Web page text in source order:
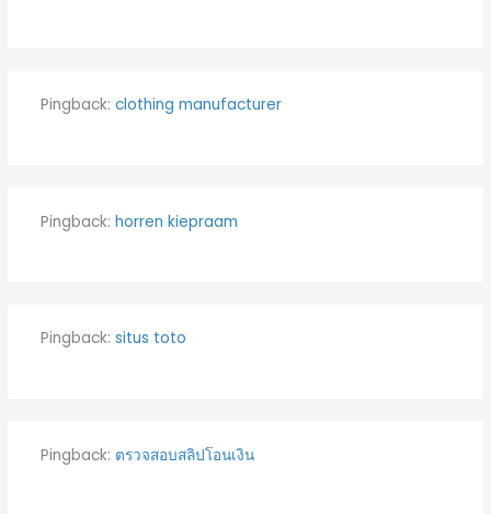
Pingback: clothing manufacturer
Pingback: horren kiepraam
Pingback: situs toto
Pingback: ตรวจสอบสลิปโอนเงิน